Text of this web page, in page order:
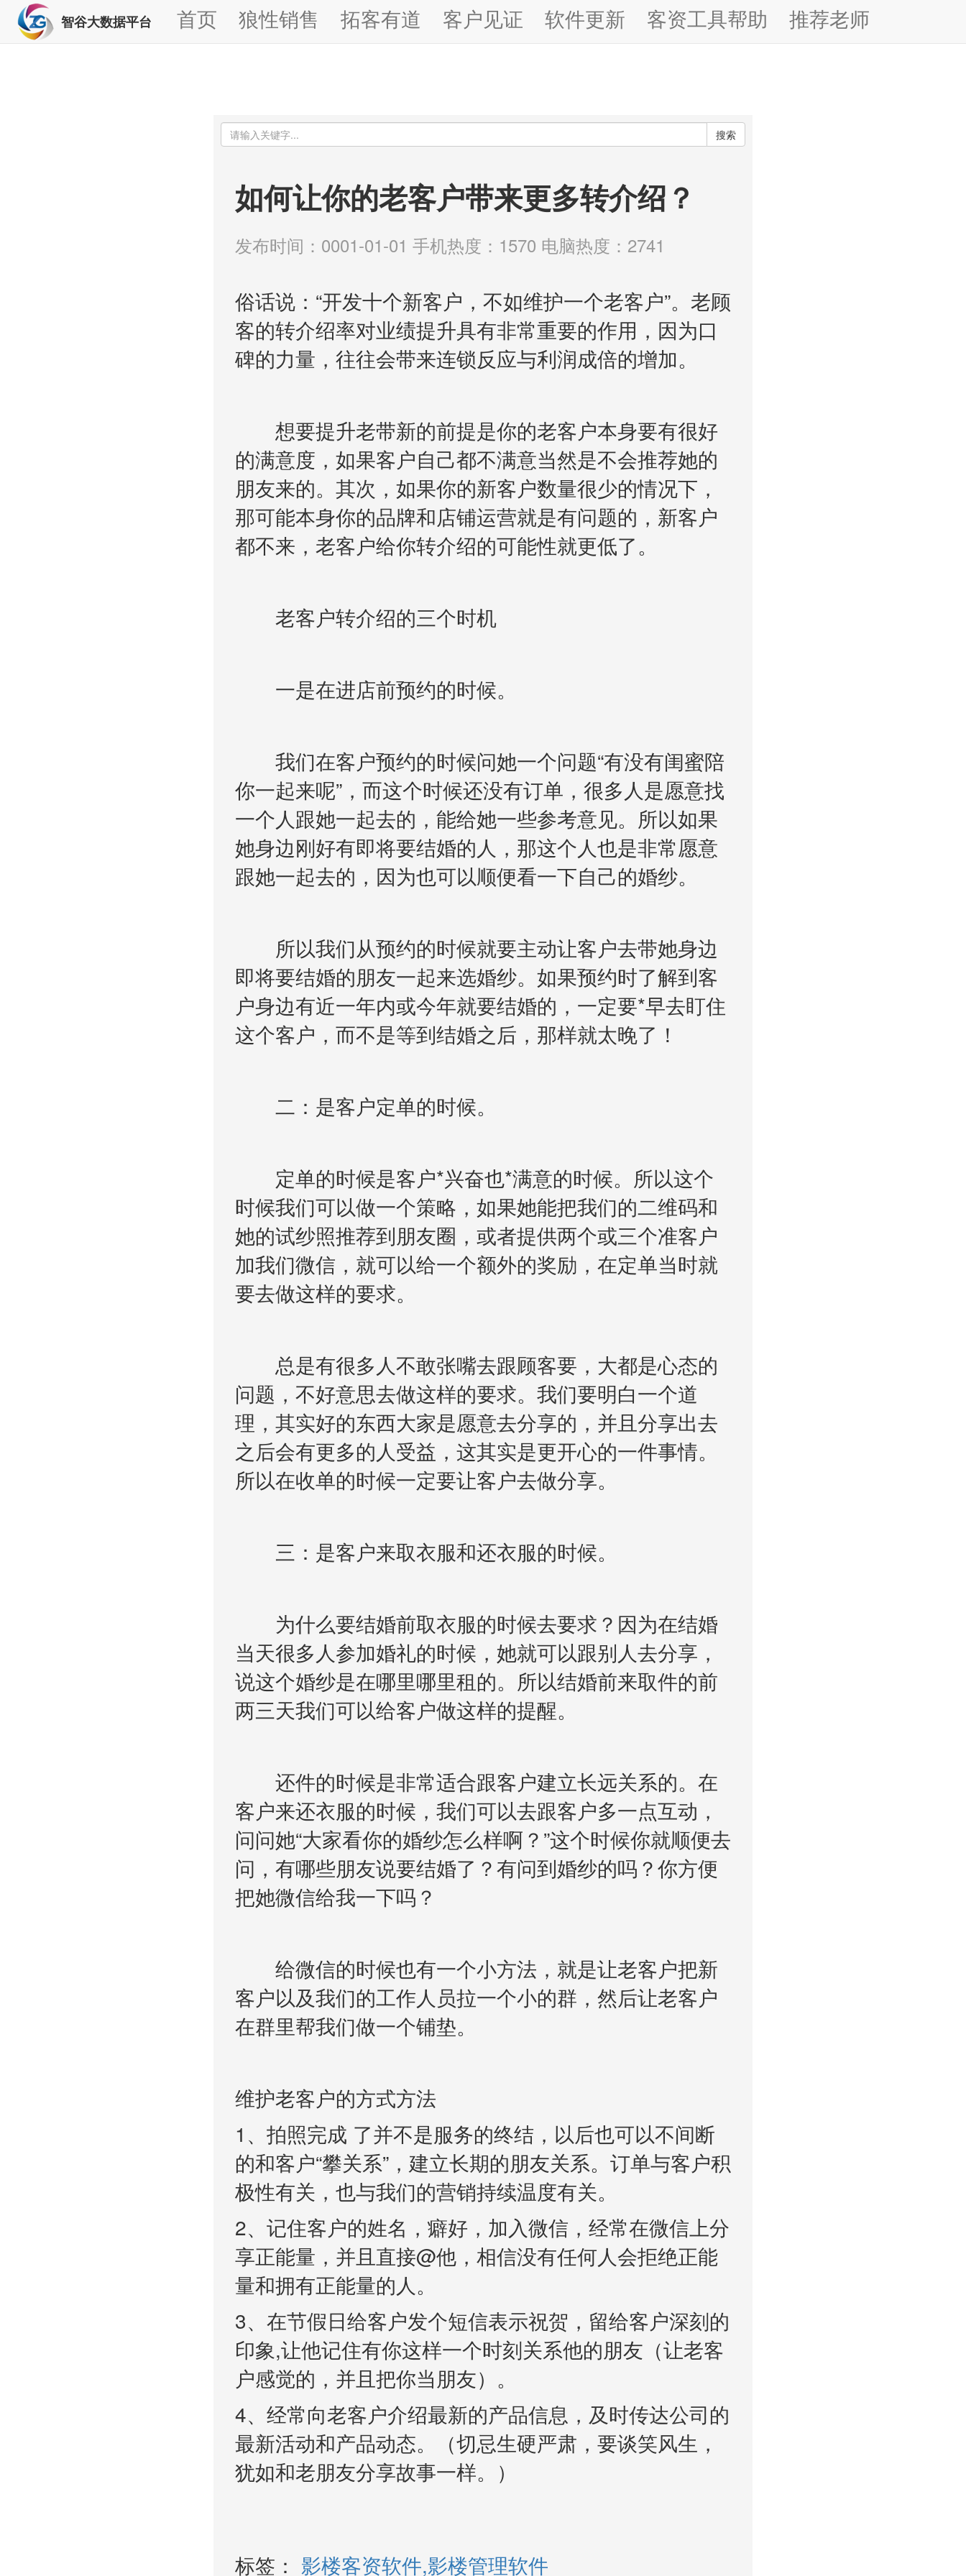
智谷大数据平台 首页 狼性销售 拓客有道 客户见证 软件更新 客资工具帮助 推荐老师
搜索
如何让你的老客户带来更多转介绍？
发布时间：0001-01-01 手机热度：1570 电脑热度：2741
俗话说：“开发十个新客户，不如维护一个老客户”。老顾
客的转介绍率对业绩提升具有非常重要的作用，因为口
碑的力量，往往会带来连锁反应与利润成倍的增加。
想要提升老带新的前提是你的老客户本身要有很好
的满意度，如果客户自己都不满意当然是不会推荐她的
朋友来的。其次，如果你的新客户数量很少的情况下，
那可能本身你的品牌和店铺运营就是有问题的，新客户
都不来，老客户给你转介绍的可能性就更低了。
老客户转介绍的三个时机
一是在进店前预约的时候。
我们在客户预约的时候问她一个问题“有没有闺蜜陪
你一起来呢”，而这个时候还没有订单，很多人是愿意找
一个人跟她一起去的，能给她一些参考意见。所以如果
她身边刚好有即将要结婚的人，那这个人也是非常愿意
跟她一起去的，因为也可以顺便看一下自己的婚纱。
所以我们从预约的时候就要主动让客户去带她身边
即将要结婚的朋友一起来选婚纱。如果预约时了解到客
户身边有近一年内或今年就要结婚的，一定要*早去盯住
这个客户，而不是等到结婚之后，那样就太晚了！
二：是客户定单的时候。
定单的时候是客户*兴奋也*满意的时候。所以这个
时候我们可以做一个策略，如果她能把我们的二维码和
她的试纱照推荐到朋友圈，或者提供两个或三个准客户
加我们微信，就可以给一个额外的奖励，在定单当时就
要去做这样的要求。
总是有很多人不敢张嘴去跟顾客要，大都是心态的
问题，不好意思去做这样的要求。我们要明白一个道
理，其实好的东西大家是愿意去分享的，并且分享出去
之后会有更多的人受益，这其实是更开心的一件事情。
所以在收单的时候一定要让客户去做分享。
三：是客户来取衣服和还衣服的时候。
为什么要结婚前取衣服的时候去要求？因为在结婚
当天很多人参加婚礼的时候，她就可以跟别人去分享，
说这个婚纱是在哪里哪里租的。所以结婚前来取件的前
两三天我们可以给客户做这样的提醒。
还件的时候是非常适合跟客户建立长远关系的。在
客户来还衣服的时候，我们可以去跟客户多一点互动，
问问她“大家看你的婚纱怎么样啊？”这个时候你就顺便去
问，有哪些朋友说要结婚了？有问到婚纱的吗？你方便
把她微信给我一下吗？
给微信的时候也有一个小方法，就是让老客户把新
客户以及我们的工作人员拉一个小的群，然后让老客户
在群里帮我们做一个铺垫。
维护老客户的方式方法
1、拍照完成 了并不是服务的终结，以后也可以不间断
的和客户“攀关系”，建立长期的朋友关系。订单与客户积
极性有关，也与我们的营销持续温度有关。
2、记住客户的姓名，癖好，加入微信，经常在微信上分
享正能量，并且直接@他，相信没有任何人会拒绝正能
量和拥有正能量的人。
3、在节假日给客户发个短信表示祝贺，留给客户深刻的
印象,让他记住有你这样一个时刻关系他的朋友（让老客
户感觉的，并且把你当朋友）。
4、经常向老客户介绍最新的产品信息，及时传达公司的
最新活动和产品动态。（切忌生硬严肃，要谈笑风生，
犹如和老朋友分享故事一样。）
标签： 影楼客资软件,影楼管理软件